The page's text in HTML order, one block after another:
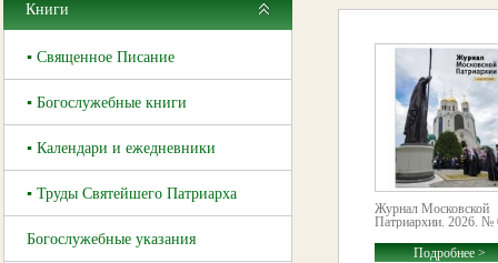
Книги
▪ Священное Писание
▪ Богослужебные книги
▪ Календари и ежедневники
▪ Труды Святейшего Патриарха
Богослужебные указания
Журнал Московской
Патриархии. 2026. №
Подробнее >